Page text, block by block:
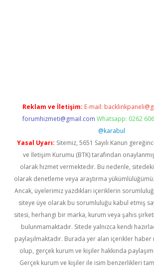
Reklam ve İletişim: E-mail:
forumhizmeti@gmail.com Whatsapp: 0262
@karabul
Yasal Uyarı: Sitemiz, 5651 Sayılı Kanun
ve İletişim Kurumu (BTK) tarafından
olarak hizmet vermektedir. Bu nedenle,
olarak denetleme veya araştırma
Ancak, üyelerimiz yazdıkları içeriklerin
siteye üye olarak bu sorumluluğu kabul etmiş
sitesi, herhangi bir marka, kurum veya şahıs
bulunmamaktadır. Sitede yalnızca kendi
paylaşılmaktadır. Burada yer alan içerikler haber
olup, gerçek kurum ve kişiler hakkında
Gerçek kurum ve kişiler ile isim benzerlikleri